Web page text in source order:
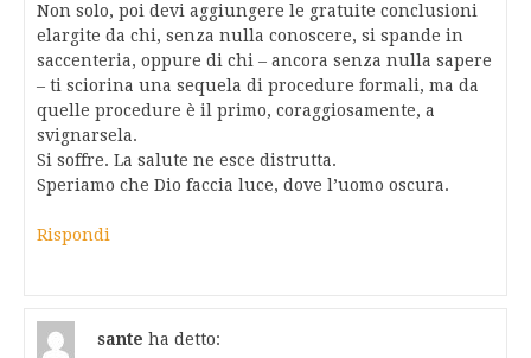
Non solo, poi devi aggiungere le gratuite conclusioni
elargite da chi, senza nulla conoscere, si spande in
saccenteria, oppure di chi – ancora senza nulla sapere
– ti sciorina una sequela di procedure formali, ma da
quelle procedure è il primo, coraggiosamente, a
svignarsela.
Si soffre. La salute ne esce distrutta.
Speriamo che Dio faccia luce, dove l’uomo oscura.
Rispondi
sante ha detto: